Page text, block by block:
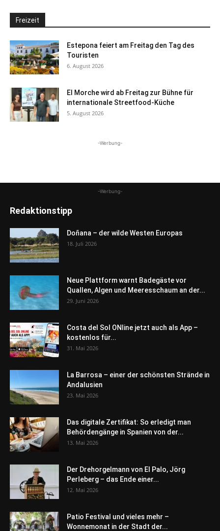
Freizeit
Estepona feiert am Freitag den Tag des
Touristen
6. August 2026
El Morche wird ab Freitag zur Bühne für
internationale Streetfood-Küche
5. August 2026
-Werbung-
-Werbung-
Redaktionstipp
Doñana – der wilde Westen Europas
18. Juli 2026
Neue Plattform warnt Badegäste vor
Quallen, Algen und Meeresschaum an der...
29. Juni 2026
Costa del Sol ONline jetzt auch als App –
kostenlos für...
31. Mai 2026
La Barrosa – einer der schönsten Strände in
Andalusien
23. Mai 2026
Das digitale Zertifikat: So erledigt man
Behördengänge in Spanien von der...
13. Mai 2026
Der Drehorgelmann von El Palo, Jörg
Perleberg – das Ende einer...
12. Mai 2026
Patio Festival und vieles mehr –
Wonnemonat in der Stadt der...